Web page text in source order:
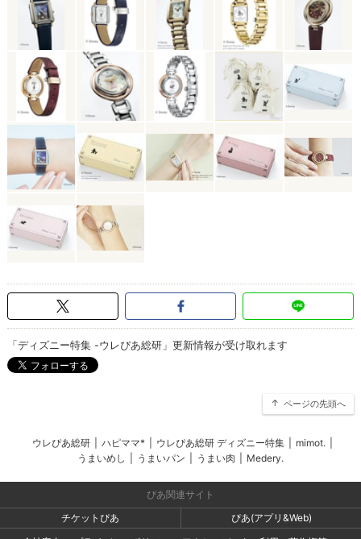
「ディズニー特集 -ウレぴあ総研」更新情報が受け取れます
ページの先頭へ
ウレぴあ総研 ハピママ* ウレぴあ総研 ディズニー特集 mimot.
うまいめし
うまいパン うまい肉 Medery.
ぴあ関連サイト
チケットぴあ
ぴあ(アプリ&Web)